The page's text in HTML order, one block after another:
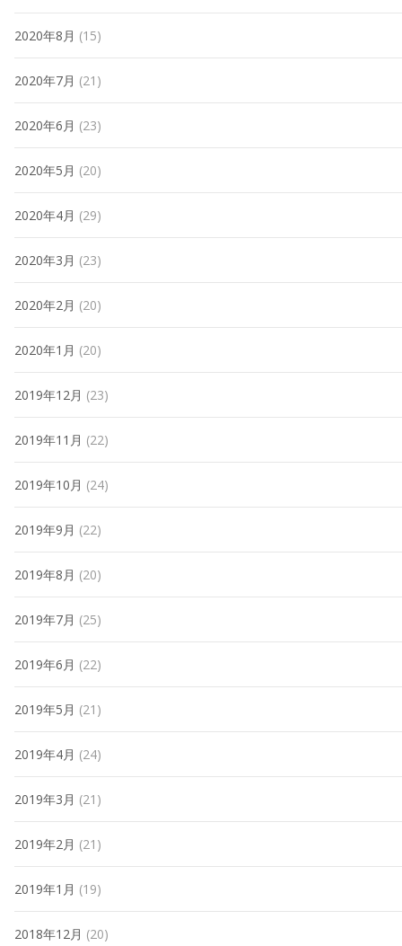
2020年8月 (15)
2020年7月 (21)
2020年6月 (23)
2020年5月 (20)
2020年4月 (29)
2020年3月 (23)
2020年2月 (20)
2020年1月 (20)
2019年12月 (23)
2019年11月 (22)
2019年10月 (24)
2019年9月 (22)
2019年8月 (20)
2019年7月 (25)
2019年6月 (22)
2019年5月 (21)
2019年4月 (24)
2019年3月 (21)
2019年2月 (21)
2019年1月 (19)
2018年12月 (20)